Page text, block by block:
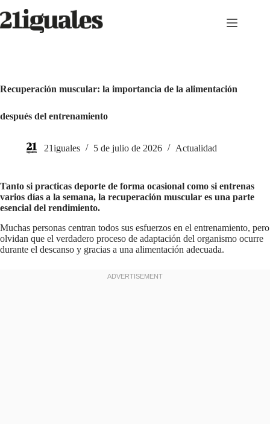
al
contenido
Recuperación muscular: la importancia de la alimentación
después del entrenamiento
21iguales 5 de julio de 2026 Actualidad
Tanto si practicas deporte de forma ocasional como si entrenas
varios días a la semana, la recuperación muscular es una parte
esencial del rendimiento.
Muchas personas centran todos sus esfuerzos en el entrenamiento, pero
olvidan que el verdadero proceso de adaptación del organismo ocurre
durante el descanso y gracias a una alimentación adecuada.